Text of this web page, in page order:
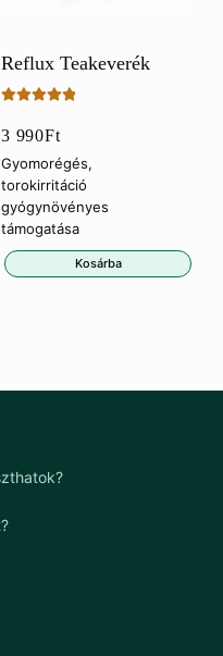
Reflux Teakeverék
5.00/ 5
3 990Ft
Gyomorégés,
torokirritáció
gyógynövényes
támogatása
Kosárba